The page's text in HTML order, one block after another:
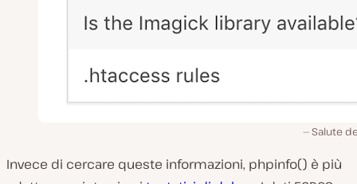
Salute
Invece di cercare queste informazioni, phpinfo() è più